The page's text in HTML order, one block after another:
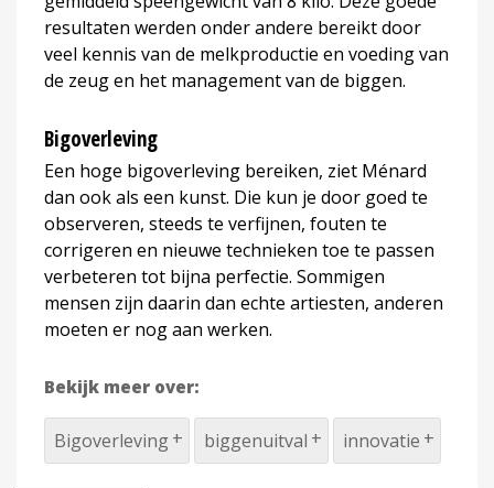
resultaten werden onder andere bereikt door
veel kennis van de melkproductie en voeding van
de zeug en het management van de biggen.
Bigoverleving
Een hoge bigoverleving bereiken, ziet Ménard
dan ook als een kunst. Die kun je door goed te
observeren, steeds te verfijnen, fouten te
corrigeren en nieuwe technieken toe te passen
verbeteren tot bijna perfectie. Sommigen
mensen zijn daarin dan echte artiesten, anderen
moeten er nog aan werken.
Bekijk meer over:
Bigoverleving biggenuitval innovatie